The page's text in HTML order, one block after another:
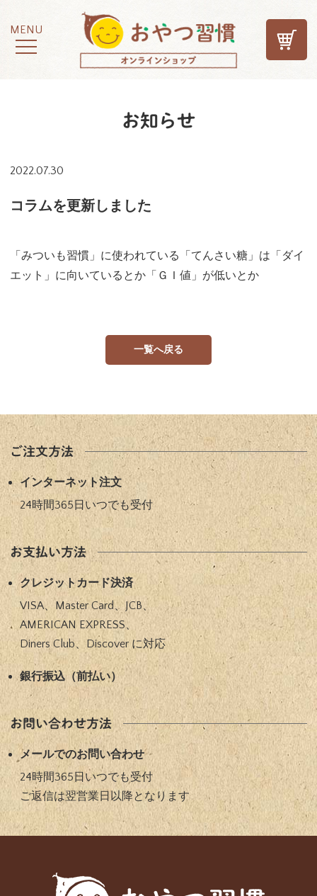
MENU
お知らせ
2022.07.30
コラムを更新しました
「みついも習慣」に使われている「てんさい糖」は「ダイ
エット」に向いているとか「ＧＩ値」が低いとか
一覧へ戻る
ご注文方法
インターネット注文
24時間365日いつでも受付​
お支払い方法
クレジットカード決済
VISA、Master Card、JCB、
AMERICAN EXPRESS、
Diners Club、Discover に対応​
銀⾏振込（前払い）​
お問い合わせ方法
メールでのお問い合わせ
24時間365⽇いつでも受付
ご返信は翌営業⽇以降となります